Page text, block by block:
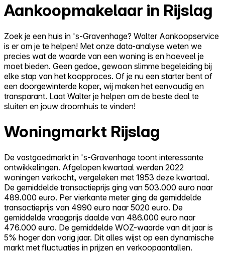
Aankoopmakelaar in Rijslag
Zoek je een huis in 's-Gravenhage? Walter Aankoopservice
is er om je te helpen! Met onze data-analyse weten we
precies wat de waarde van een woning is en hoeveel je
moet bieden. Geen gedoe, gewoon slimme begeleiding bij
elke stap van het koopproces. Of je nu een starter bent of
een doorgewinterde koper, wij maken het eenvoudig en
transparant. Laat Walter je helpen om de beste deal te
sluiten en jouw droomhuis te vinden!
Woningmarkt Rijslag
De vastgoedmarkt in 's-Gravenhage toont interessante
ontwikkelingen. Afgelopen kwartaal werden 2022
woningen verkocht, vergeleken met 1953 deze kwartaal.
De gemiddelde transactieprijs ging van 503.000 euro naar
489.000 euro. Per vierkante meter ging de gemiddelde
transactieprijs van 4990 euro naar 5020 euro. De
gemiddelde vraagprijs daalde van 486.000 euro naar
476.000 euro. De gemiddelde WOZ-waarde van dit jaar is
5% hoger dan vorig jaar. Dit alles wijst op een dynamische
markt met fluctuaties in prijzen en verkoopaantallen.